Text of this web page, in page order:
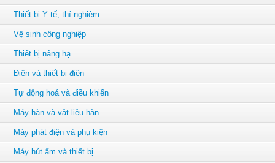
Thiết bị Y tế, thí nghiệm
Vệ sinh công nghiệp
Thiết bị nâng hạ
Điện và thiết bị điện
Tự động hoá và điều khiển
Máy hàn và vật liệu hàn
Máy phát điện và phụ kiện
Máy hút ẩm và thiết bị